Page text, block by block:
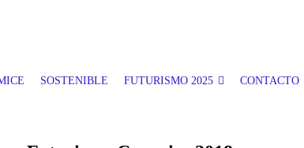
SOSTENIBLE FUTURISMO 2025 CONTACTO